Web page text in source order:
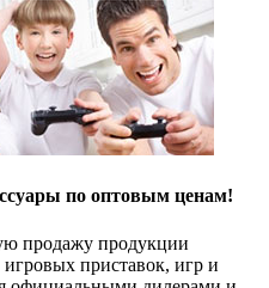
по оптовым ценам!
продажу продукции
приставок, игр и